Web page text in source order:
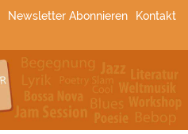
Newsletter Abonnieren Kontakt